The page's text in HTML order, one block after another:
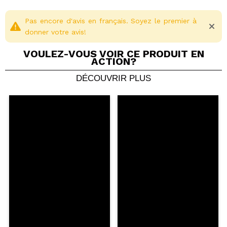
No parabens added.
Pas encore d'avis en français. Soyez le premier à
donner votre avis!
VOULEZ-VOUS VOIR CE PRODUIT EN
ACTION?
DÉCOUVRIR PLUS